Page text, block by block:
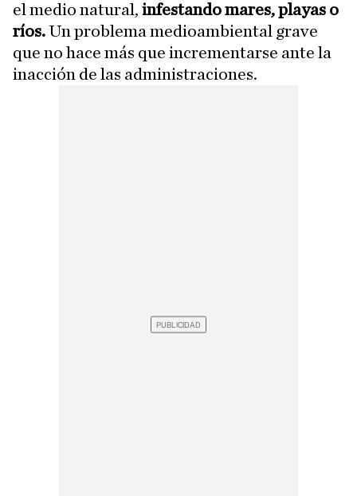
el medio natural, infestando mares, playas o
ríos.Un problema medioambiental grave
que no hace más que incrementarse ante la
inacción de las administraciones.